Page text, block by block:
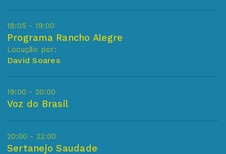
18:05 - 19:00
Programa Rancho Alegre
Locução por:
David Soares
19:00 - 20:00
Voz do Brasil
20:00 - 22:00
Sertanejo Saudade